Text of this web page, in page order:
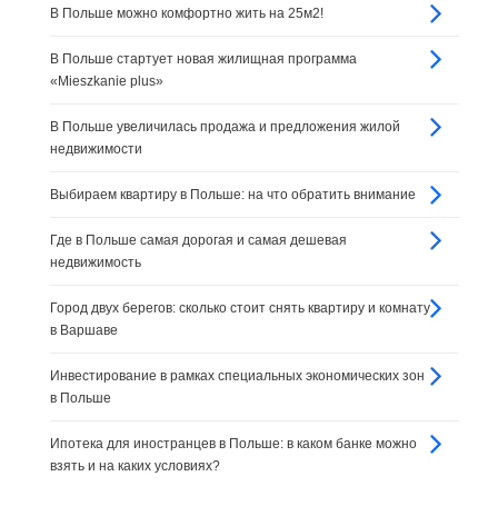
В Польше можно комфортно жить на 25м2!
В Польше стартует новая жилищная программа
«Mieszkanie plus»
В Польше увеличилась продажа и предложения жилой
недвижимости
Выбираем квартиру в Польше: на что обратить внимание
Где в Польше самая дорогая и самая дешевая
недвижимость
Город двух берегов: сколько стоит снять квартиру и комнату
в Варшаве
Инвестирование в рамках специальных экономических зон
в Польше
Ипотека для иностранцев в Польше: в каком банке можно
взять и на каких условиях?